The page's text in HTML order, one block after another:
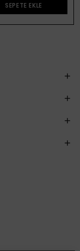
SEPETE EKLE